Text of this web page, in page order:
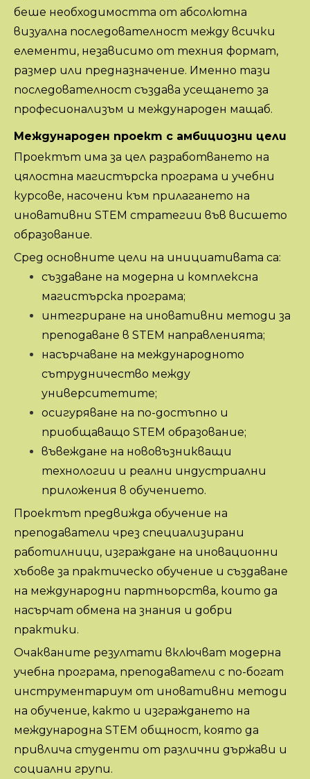
беше необходимостта от абсолютна
визуална последователност между всички
елементи, независимо от техния формат,
размер или предназначение. Именно тази
последователност създава усещането за
професионализъм и международен мащаб.
Международен проект с амбициозни цели
Проектът има за цел разработването на
цялостна магистърска програма и учебни
курсове, насочени към прилагането на
иновативни STEM стратегии във висшето
образование.
Сред основните цели на инициативата са:
създаване на модерна и комплексна
магистърска програма;
интегриране на иновативни методи за
преподаване в STEM направленията;
насърчаване на международното
сътрудничество между
университетите;
осигуряване на по-достъпно и
приобщаващо STEM образование;
въвеждане на нововъзникващи
технологии и реални индустриални
приложения в обучението.
Проектът предвижда обучение на
преподаватели чрез специализирани
работилници, изграждане на иновационни
хъбове за практическо обучение и създаване
на международни партньорства, които да
насърчат обмена на знания и добри
практики.
Очакваните резултати включват модерна
учебна програма, преподаватели с по-богат
инструментариум от иновативни методи
на обучение, както и изграждането на
международна STEM общност, която да
привлича студенти от различни държави и
социални групи.